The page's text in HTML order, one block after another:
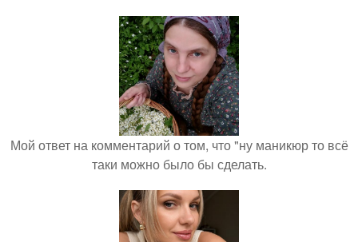
Мой ответ на комментарий о том, что "ну маникюр то всё
таки можно было бы сделать.